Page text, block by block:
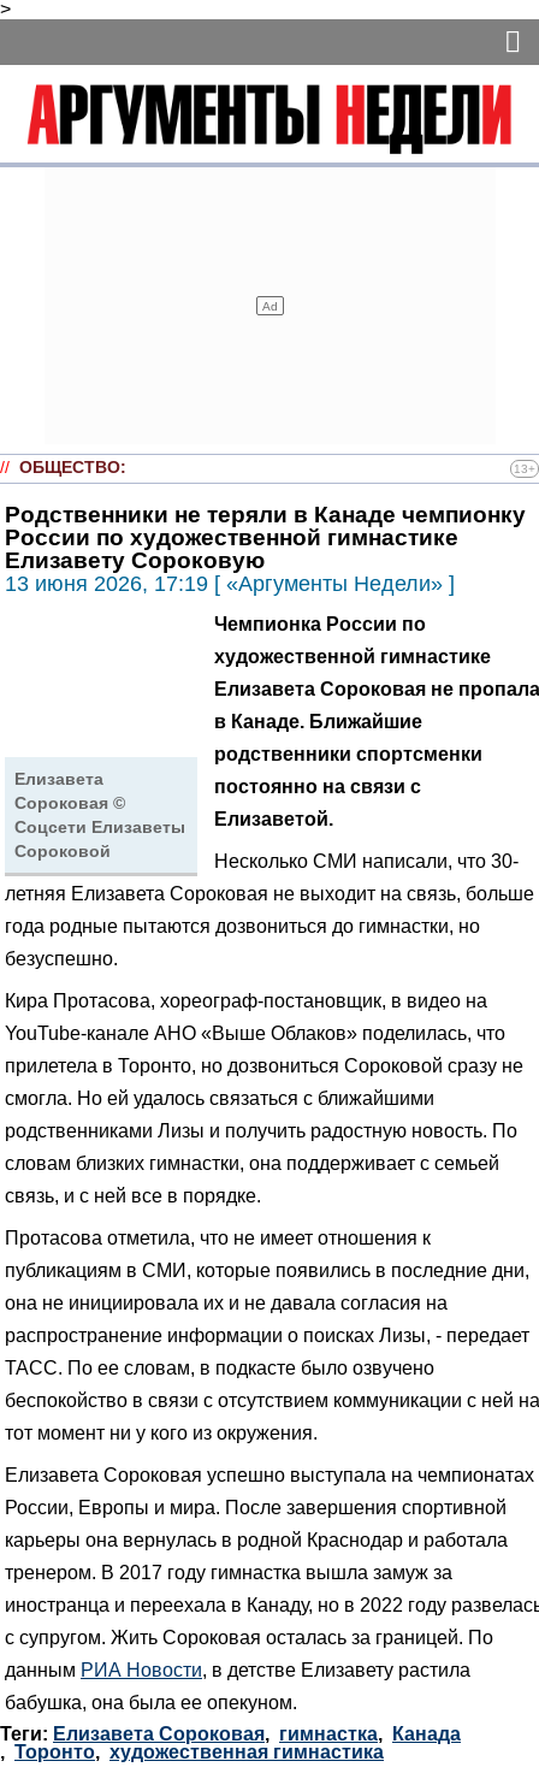
>
// ОБЩЕСТВО: 13+
Родственники не теряли в Канаде чемпионку
России по художественной гимнастике
Елизавету Сороковую
13 июня 2026, 17:19 [ «Аргументы Недели» ]
Елизавета
Сороковая ©
Соцсети Елизаветы
Сороковой
Чемпионка России по
художественной гимнастике
Елизавета Сороковая не пропала
в Канаде. Ближайшие
родственники спортсменки
постоянно на связи с
Елизаветой.
Несколько СМИ написали, что 30-
летняя Елизавета Сороковая не выходит на связь, больше
года родные пытаются дозвониться до гимнастки, но
безуспешно.
Кира Протасова, хореограф-постановщик, в видео на
YouTube-канале АНО «Выше Облаков» поделилась, что
прилетела в Торонто, но дозвониться Сороковой сразу не
смогла. Но ей удалось связаться с ближайшими
родственниками Лизы и получить радостную новость. По
словам близких гимнастки, она поддерживает с семьей
связь, и с ней все в порядке.
Протасова отметила, что не имеет отношения к
публикациям в СМИ, которые появились в последние дни,
она не инициировала их и не давала согласия на
распространение информации о поисках Лизы, - передает
ТАСС. По ее словам, в подкасте было озвучено
беспокойство в связи с отсутствием коммуникации с ней на
тот момент ни у кого из окружения.
Елизавета Сороковая успешно выступала на чемпионатах
России, Европы и мира. После завершения спортивной
карьеры она вернулась в родной Краснодар и работала
тренером. В 2017 году гимнастка вышла замуж за
иностранца и переехала в Канаду, но в 2022 году
с супругом. Жить Сороковая осталась за границей. По
данным РИА Новости, в детстве Елизавету растила
бабушка, она была ее опекуном.
Теги: Елизавета Сороковая, гимнастка,
Канада
, Торонто, художественная гимнастика